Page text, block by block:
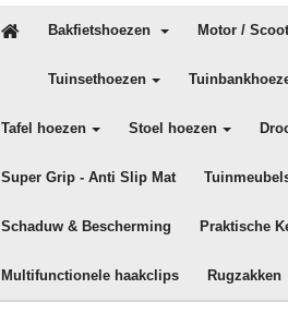
Bakfietshoezen Motor /
Tuinsethoezen
Tafel hoezen Stoel hoezen
Super Grip - Anti Slip Mat
Schaduw & Bescherming Praktische
Multifunctionele haakclips Rugzakken